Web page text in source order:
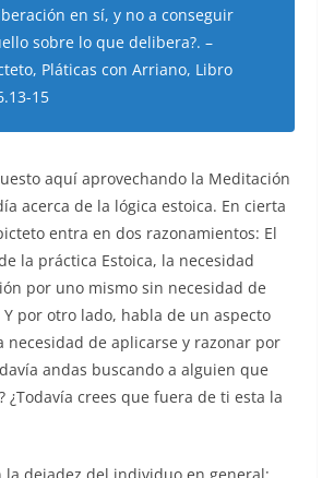
en sí, y no a conseguir
sobre lo que delibera?. –
Pláticas con Arriano, Libro
15
aquí aprovechando la Meditación
acerca de la lógica estoica. En cierta
entra en dos razonamientos: El
la práctica Estoica, la necesidad
por uno mismo sin necesidad de
por otro lado, habla de un aspecto
necesidad de aplicarse y razonar por
andas buscando a alguien que
¿Todavía crees que fuera de ti esta la